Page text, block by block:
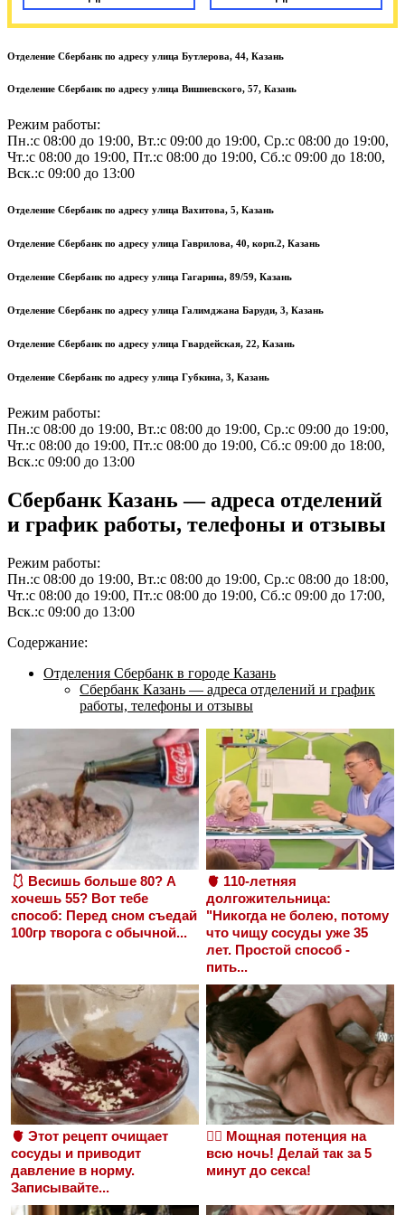
Отделение Сбербанк по адресу улица Бутлерова, 44, Казань
Отделение Сбербанк по адресу улица Вишневского, 57, Казань
Режим работы:
Пн.:с 08:00 до 19:00, Вт.:с 09:00 до 19:00, Ср.:с 08:00 до 19:00,
Чт.:с 08:00 до 19:00, Пт.:с 08:00 до 19:00, Сб.:с 09:00 до 18:00,
Вск.:с 09:00 до 13:00
Отделение Сбербанк по адресу улица Вахитова, 5, Казань
Отделение Сбербанк по адресу улица Гаврилова, 40, корп.2, Казань
Отделение Сбербанк по адресу улица Гагарина, 89/59, Казань
Отделение Сбербанк по адресу улица Галимджана Баруди, 3, Казань
Отделение Сбербанк по адресу улица Гвардейская, 22, Казань
Отделение Сбербанк по адресу улица Губкина, 3, Казань
Режим работы:
Пн.:с 08:00 до 19:00, Вт.:с 08:00 до 19:00, Ср.:с 09:00 до 19:00,
Чт.:с 08:00 до 19:00, Пт.:с 08:00 до 19:00, Сб.:с 09:00 до 18:00,
Вск.:с 09:00 до 13:00
Сбербанк Казань — адреса отделений
и график работы, телефоны и отзывы
Режим работы:
Пн.:с 08:00 до 19:00, Вт.:с 08:00 до 19:00, Ср.:с 08:00 до 18:00,
Чт.:с 08:00 до 19:00, Пт.:с 08:00 до 19:00, Сб.:с 09:00 до 17:00,
Вск.:с 09:00 до 13:00
Содержание:
Отделения Сбербанк в городе Казань
Сбербанк Казань — адреса отделений и график
работы, телефоны и отзывы
🩱 Весишь больше 80? А
хочешь 55? Вот тебе
способ: Перед сном съедай
100гр творога с обычной...
🫀 110-летняя
долгожительница:
"Никогда не болею, потому
что чищу сосуды уже 35
лет. Простой способ -
пить...
🫀 Этот рецепт очищает
сосуды и приводит
давление в норму.
Записывайте...
❤️‍🔥 Мощная потенция на
всю ночь! Делай так за 5
минут до секса!